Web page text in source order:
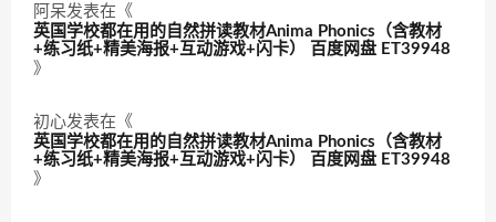
阿呆发表在《
英国学校都在用的自然拼读教材Anima Phonics（含教材
+练习纸+精美海报+互动游戏+闪卡） 百度网盘 ET39948
》
初心发表在《
英国学校都在用的自然拼读教材Anima Phonics（含教材
+练习纸+精美海报+互动游戏+闪卡） 百度网盘 ET39948
》